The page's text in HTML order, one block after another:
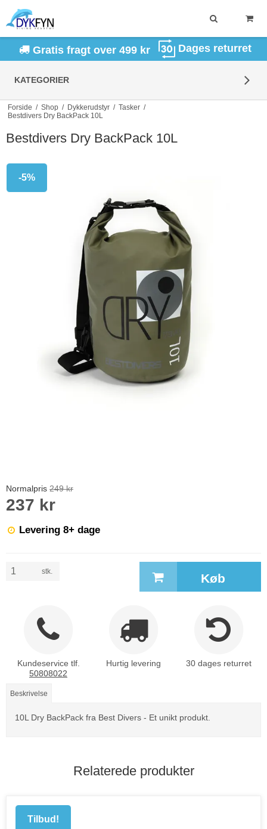
Gratis fragt over 499 kr Dages returret
KATEGORIER
Forside / Shop / Dykkerudstyr / Tasker /
Bestdivers Dry BackPack 10L
Bestdivers Dry BackPack 10L
-5%
Normalpris 249 kr
237 kr
Levering 8+ dage
stk. Køb
Kundeservice tlf.
50808022
Hurtig levering 30 dages returret
Beskrivelse
10L Dry BackPack fra Best Divers - Et unikt produkt.
Relaterede produkter
Tilbud!